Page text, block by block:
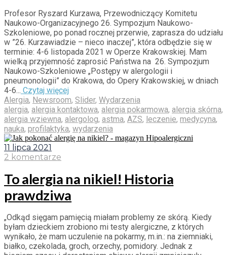
Profesor Ryszard Kurzawa, Przewodniczący Komitetu
Naukowo-Organizacyjnego 26. Sympozjum Naukowo-
Szkoleniowe, po ponad rocznej przerwie, zaprasza do udziału
w ”26. Kurzawiadzie – nieco inaczej”, która odbędzie się w
terminie: 4-6 listopada 2021 w Operze Krakowskiej. Mam
wielką przyjemność zaprosić Państwa na 26. Sympozjum
Naukowo-Szkoleniowe „Postępy w alergologii i
pneumonologii” do Krakowa, do Opery Krakowskiej, w dniach
4-6... Czytaj więcej
Alergia, Newsroom, Slider, Wydarzenia
alergia, alergia kontaktowa, alergia pokarmowa, alergia skórna,
alergia wziewna, alergolog, astma, AZS, leczenie, medycyna,
nauka, profilaktyka, wydarzenia
11 lipca 2021
2 komentarze
To alergia na nikiel! Historia
prawdziwa
„Odkąd sięgam pamięcią miałam problemy ze skórą. Kiedy
byłam dzieckiem zrobiono mi testy alergiczne, z których
wynikało, że mam uczulenie na pokarmy, m.in.: na ziemniaki,
białko, czekolada, groch, orzechy, pomidory. Jednak z